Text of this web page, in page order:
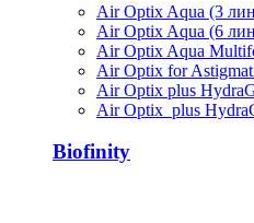
Air Optix Aqua (3
Air Optix Aqua (6
Air Optix Aqua
Air Optix for
Air Optix plus
Air Optix plus
Biofinity